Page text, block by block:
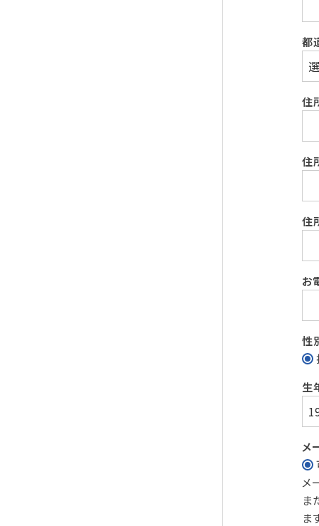
都
住
住
住
お
性
生
メ
メ
ま
ま